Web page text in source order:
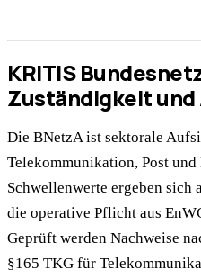
KRITIS
Zuständigkeit
Die BNetzA ist sektorale
Telekommunikation, Post und
Schwellenwerte ergeben sich
die operative Pflicht aus
Geprüft werden Nachweise
§165 TKG für